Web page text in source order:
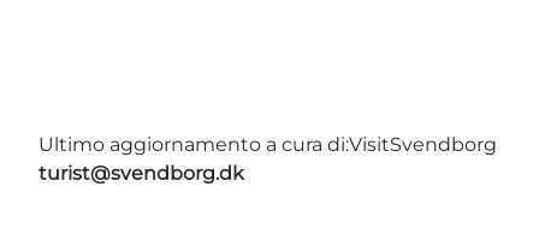
Ultimo aggiornamento a cura di:VisitSvendborg
turist@svendborg.dk